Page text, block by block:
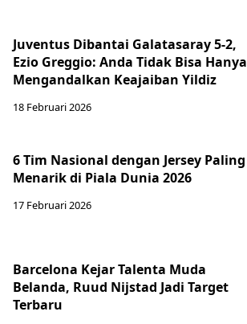
Juventus Dibantai Galatasaray 5-2,
Ezio Greggio: Anda Tidak Bisa Hanya
Mengandalkan Keajaiban Yildiz
18 Februari 2026
6 Tim Nasional dengan Jersey Paling
Menarik di Piala Dunia 2026
17 Februari 2026
Barcelona Kejar Talenta Muda
Belanda, Ruud Nijstad Jadi Target
Terbaru